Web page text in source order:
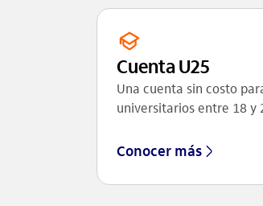
Cuenta U25
Una cuenta sin costo
universitarios entre 18 y
Conocer más